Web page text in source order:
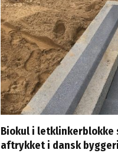
Biokul i letklinkerblokke
aftrykket i dansk byggeri